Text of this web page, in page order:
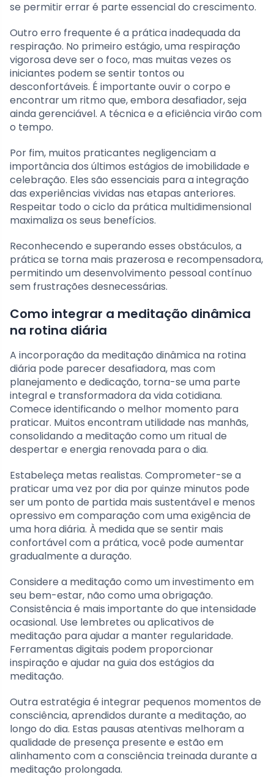
se permitir errar é parte essencial do crescimento.
Outro erro frequente é a prática inadequada da
respiração. No primeiro estágio, uma respiração
vigorosa deve ser o foco, mas muitas vezes os
iniciantes podem se sentir tontos ou
desconfortáveis. É importante ouvir o corpo e
encontrar um ritmo que, embora desafiador, seja
ainda gerenciável. A técnica e a eficiência virão com
o tempo.
Por fim, muitos praticantes negligenciam a
importância dos últimos estágios de imobilidade e
celebração. Eles são essenciais para a integração
das experiências vividas nas etapas anteriores.
Respeitar todo o ciclo da prática multidimensional
maximaliza os seus benefícios.
Reconhecendo e superando esses obstáculos, a
prática se torna mais prazerosa e recompensadora,
permitindo um desenvolvimento pessoal contínuo
sem frustrações desnecessárias.
Como integrar a meditação dinâmica
na rotina diária
A incorporação da meditação dinâmica na rotina
diária pode parecer desafiadora, mas com
planejamento e dedicação, torna-se uma parte
integral e transformadora da vida cotidiana.
Comece identificando o melhor momento para
praticar. Muitos encontram utilidade nas manhãs,
consolidando a meditação como um ritual de
despertar e energia renovada para o dia.
Estabeleça metas realistas. Comprometer-se a
praticar uma vez por dia por quinze minutos pode
ser um ponto de partida mais sustentável e menos
opressivo em comparação com uma exigência de
uma hora diária. À medida que se sentir mais
confortável com a prática, você pode aumentar
gradualmente a duração.
Considere a meditação como um investimento em
seu bem-estar, não como uma obrigação.
Consistência é mais importante do que intensidade
ocasional. Use lembretes ou aplicativos de
meditação para ajudar a manter regularidade.
Ferramentas digitais podem proporcionar
inspiração e ajudar na guia dos estágios da
meditação.
Outra estratégia é integrar pequenos momentos de
consciência, aprendidos durante a meditação, ao
longo do dia. Estas pausas atentivas melhoram a
qualidade de presença presente e estão em
alinhamento com a consciência treinada durante a
meditação prolongada.